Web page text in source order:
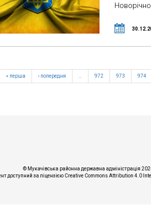
« перша ‹ попередня 972 973 974
© Мукачівська районна державна адміністрація
доступний за ліцензією Creative Commons Attribution 4.0